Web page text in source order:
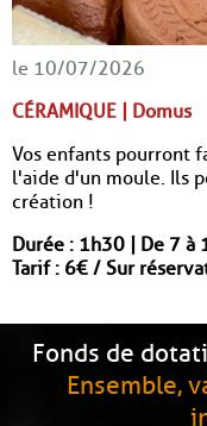
le 10/07/2026
CÉRAMIQUE | Domus
Vos enfants pourront
l'aide d'un moule. Ils
création !
Durée : 1h30 | De 7 à
Tarif : 6€ / Sur
Fonds de
Ensemble,